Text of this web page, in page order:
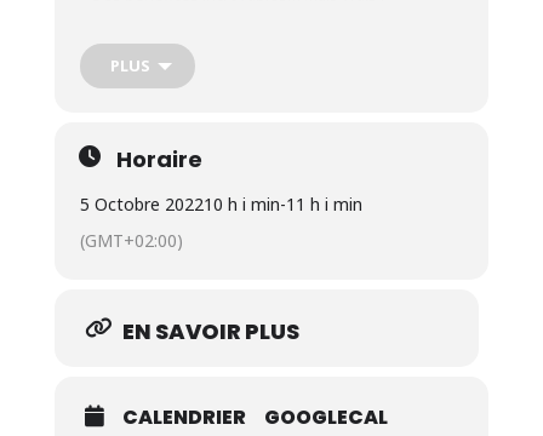
« Je suis venu chercher pour gagner en efficacité, j’ai
trouvé une méthode pour regagner en confiance en
moi !
« Revenons au titre : « le Mind Mapping pour les
nuls »,
Si vous pensez que vous aurez du mal à
Si vous avez déjà essayé de vous y mettre sans
pas pour vous…
PLUS
Horaire
5 Octobre 202210 h i min-11 h i min
(GMT+02:00)
EN SAVOIR PLUS
CALENDRIER GOOGLECAL